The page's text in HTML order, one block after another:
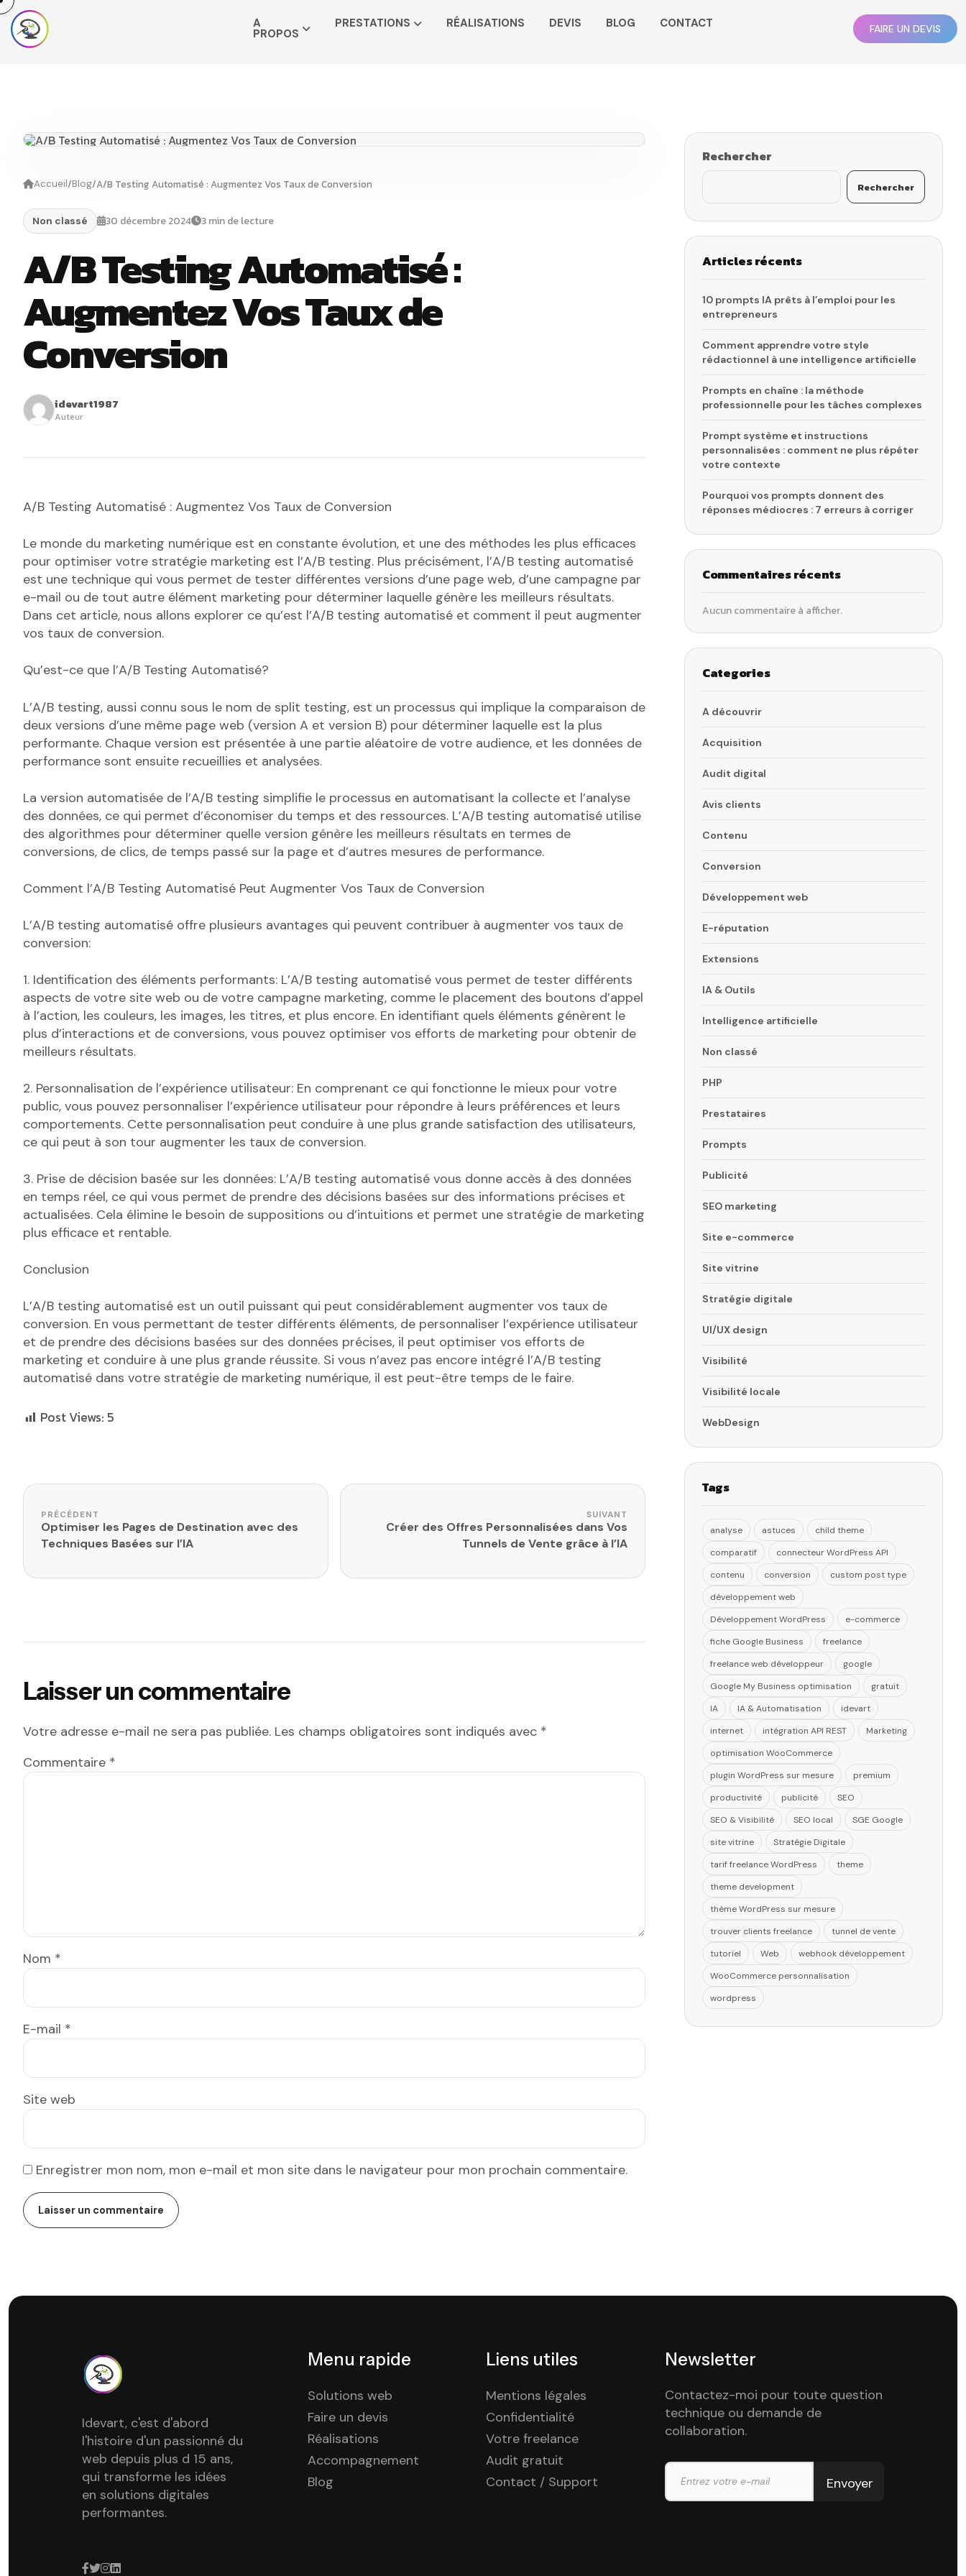
A
PROPOS
PRESTATIONS RÉALISATIONS DEVIS BLOG CONTACT FAIRE UN DEVIS
Accueil/Blog/A/B Testing Automatisé : Augmentez Vos Taux de Conversion
Non classé 30 décembre 2024 3 min de lecture
A/B Testing Automatisé :
Augmentez Vos Taux de
Conversion
idevart1987
Auteur
A/B Testing Automatisé : Augmentez Vos Taux de Conversion
Le monde du marketing numérique est en constante évolution, et une des méthodes les plus efficaces
pour optimiser votre stratégie marketing est l’A/B testing. Plus précisément, l’A/B testing automatisé
est une technique qui vous permet de tester différentes versions d’une page web, d’une campagne par
e-mail ou de tout autre élément marketing pour déterminer laquelle génère les meilleurs résultats.
Dans cet article, nous allons explorer ce qu’est l’A/B testing automatisé et comment il peut augmenter
vos taux de conversion.
Qu’est-ce que l’A/B Testing Automatisé?
L’A/B testing, aussi connu sous le nom de split testing, est un processus qui implique la comparaison de
deux versions d’une même page web (version A et version B) pour déterminer laquelle est la plus
performante. Chaque version est présentée à une partie aléatoire de votre audience, et les données de
performance sont ensuite recueillies et analysées.
La version automatisée de l’A/B testing simplifie le processus en automatisant la collecte et l’analyse
des données, ce qui permet d’économiser du temps et des ressources. L’A/B testing automatisé utilise
des algorithmes pour déterminer quelle version génère les meilleurs résultats en termes de
conversions, de clics, de temps passé sur la page et d’autres mesures de performance.
Comment l’A/B Testing Automatisé Peut Augmenter Vos Taux de Conversion
L’A/B testing automatisé offre plusieurs avantages qui peuvent contribuer à augmenter vos taux de
conversion:
1. Identification des éléments performants: L’A/B testing automatisé vous permet de tester différents
aspects de votre site web ou de votre campagne marketing, comme le placement des boutons d’appel
à l’action, les couleurs, les images, les titres, et plus encore. En identifiant quels éléments génèrent le
plus d’interactions et de conversions, vous pouvez optimiser vos efforts de marketing pour obtenir de
meilleurs résultats.
2. Personnalisation de l’expérience utilisateur: En comprenant ce qui fonctionne le mieux pour votre
public, vous pouvez personnaliser l’expérience utilisateur pour répondre à leurs préférences et leurs
comportements. Cette personnalisation peut conduire à une plus grande satisfaction des utilisateurs,
ce qui peut à son tour augmenter les taux de conversion.
3. Prise de décision basée sur les données: L’A/B testing automatisé vous donne accès à des données
en temps réel, ce qui vous permet de prendre des décisions basées sur des informations précises et
actualisées. Cela élimine le besoin de suppositions ou d’intuitions et permet une stratégie de marketing
plus efficace et rentable.
Conclusion
L’A/B testing automatisé est un outil puissant qui peut considérablement augmenter vos taux de
conversion. En vous permettant de tester différents éléments, de personnaliser l’expérience utilisateur
et de prendre des décisions basées sur des données précises, il peut optimiser vos efforts de
marketing et conduire à une plus grande réussite. Si vous n’avez pas encore intégré l’A/B testing
automatisé dans votre stratégie de marketing numérique, il est peut-être temps de le faire.
Post Views: 5
Navigation de l’article
PRÉCÉDENT
Optimiser les Pages de Destination avec des
Techniques Basées sur l’IA
SUIVANT
Créer des Offres Personnalisées dans Vos
Tunnels de Vente grâce à l’IA
Laisser un commentaire
Votre adresse e-mail ne sera pas publiée. Les champs obligatoires sont indiqués avec *
Commentaire *
Nom *
E-mail *
Site web
Enregistrer mon nom, mon e-mail et mon site dans le navigateur pour mon prochain commentaire.
Rechercher
Rechercher
Articles récents
10 prompts IA prêts à l’emploi pour les
entrepreneurs
Comment apprendre votre style
rédactionnel à une intelligence artificielle
Prompts en chaîne : la méthode
professionnelle pour les tâches complexes
Prompt système et instructions
personnalisées : comment ne plus répéter
votre contexte
Pourquoi vos prompts donnent des
réponses médiocres : 7 erreurs à corriger
Commentaires récents
Aucun commentaire à afficher.
Categories
A découvrir
Acquisition
Audit digital
Avis clients
Contenu
Conversion
Développement web
E-réputation
Extensions
IA & Outils
Intelligence artificielle
Non classé
PHP
Prestataires
Prompts
Publicité
SEO marketing
Site e-commerce
Site vitrine
Stratégie digitale
UI/UX design
Visibilité
Visibilité locale
WebDesign
Tags
analyse astuces
child theme
comparatif
connecteur WordPress API
contenu
conversion
custom post type
développement web
Développement WordPress
e-commerce
fiche Google Business
freelance
freelance web développeur
google
Google My Business optimisation
gratuit
IA
IA & Automatisation
idevart
internet
intégration API REST
Marketing
optimisation WooCommerce
plugin WordPress sur mesure
premium
productivité
publicité
SEO
SEO & Visibilité
SEO local
SGE Google
site vitrine
Stratégie Digitale
tarif freelance WordPress
theme
theme development
thème WordPress sur mesure
trouver clients freelance
tunnel de vente
tutoriel
Web
webhook développement
WooCommerce personnalisation
wordpress
Idevart, c'est d'abord
l'histoire d'un passionné du
web depuis plus d 15 ans,
qui transforme les idées
en solutions digitales
performantes.
Menu rapide
Solutions web
Faire un devis
Réalisations
Accompagnement
Blog
Liens utiles
Mentions légales
Confidentialité
Votre freelance
Audit gratuit
Contact / Support
Newsletter
Contactez-moi pour toute question
technique ou demande de
collaboration.